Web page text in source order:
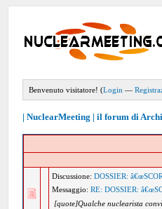
Benvenuto visitatore! (Login —
| NuclearMeeting | il forum di
Discussione:DOSSIER:
Messaggio:RE: DOSSIER:
[quote]Qualche nuclearista